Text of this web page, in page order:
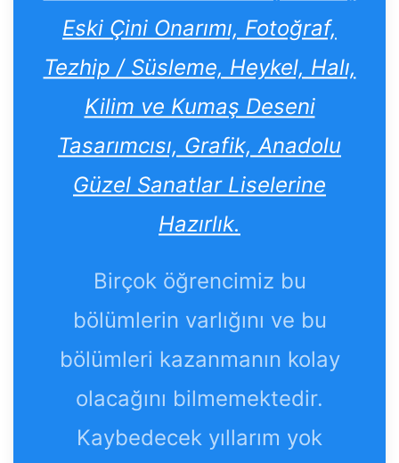
Eski Çini Onarımı, Fotoğraf,
Tezhip / Süsleme, Heykel, Halı,
Kilim ve Kumaş Deseni
Tasarımcısı, Grafik, Anadolu
Güzel Sanatlar Liselerine
Hazırlık.
Birçok öğrencimiz bu
bölümlerin varlığını ve bu
bölümleri kazanmanın kolay
olacağını bilmemektedir.
Kaybedecek yıllarım yok